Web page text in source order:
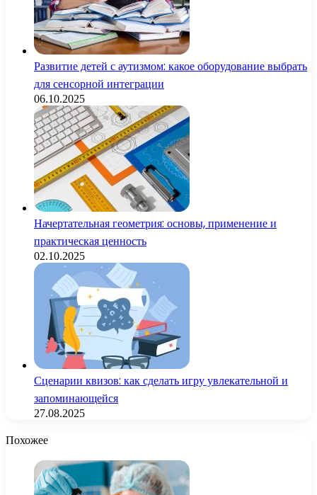
Развитие детей с аутизмом: какое оборудование выбрать
для сенсорной интеграции
06.10.2025
Начертательная геометрия: основы, применение и
практическая ценность
02.10.2025
Сценарии квизов: как сделать игру увлекательной и
запоминающейся
27.08.2025
Похожее